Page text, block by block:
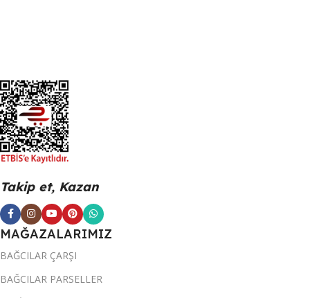
Takip et, Kazan
MAĞAZALARIMIZ
BAĞCILAR ÇARŞI
BAĞCILAR PARSELLER